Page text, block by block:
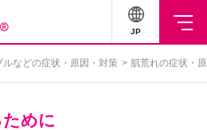
JP
ルなどの症状・原因・対策 肌荒れの症状・
めに